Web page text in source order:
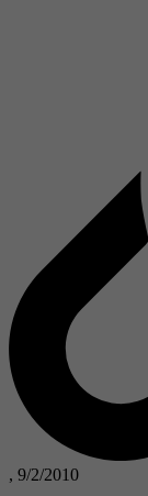
, 9/2/2010